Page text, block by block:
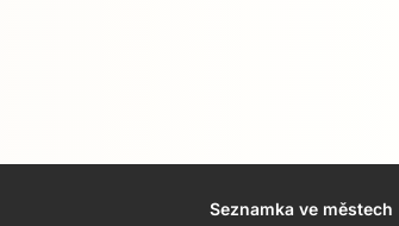
Seznamka ve městech